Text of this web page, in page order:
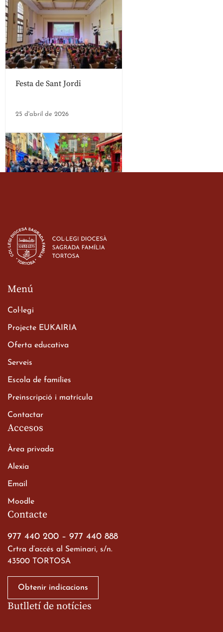
Festa de Sant Jordi
25 d'abril de 2026
d’ESO-BSD a Irlanda
23 de març de 2026
Xerrada del Sr. Bisbe als
Batxillerat
a les ciutats imperials
Contacte
977 440 200 – 977 440 888
Crtra d’accés al Seminari, s/n.
43500 TORTOSA
Obtenir indicacions
Menú
Col·legi
Projecte EUKAIRIA
Oferta educativa
Serveis
Escola de famílies
Preinscripció i matrícula
Contactar
Accesos
Àrea privada
Alexia
Email
Moodle
Butlletí de notícies